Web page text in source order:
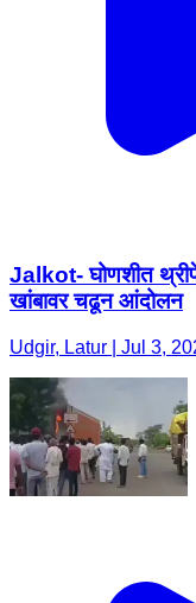
Jalkot- घोणशीत
खांबावर चढून आंदोलन
Udgir, Latur | Jul 3,